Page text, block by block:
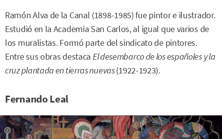
Ramón Alva de la Canal (1898-1985) fue pintor e ilustrador.
Estudió en la Academia San Carlos, al igual que varios de
los muralistas. Formó parte del sindicato de pintores.
Entre sus obras destaca El desembarco de los españoles y la
cruz plantada en tierras nuevas(1922-1923).
Fernando Leal